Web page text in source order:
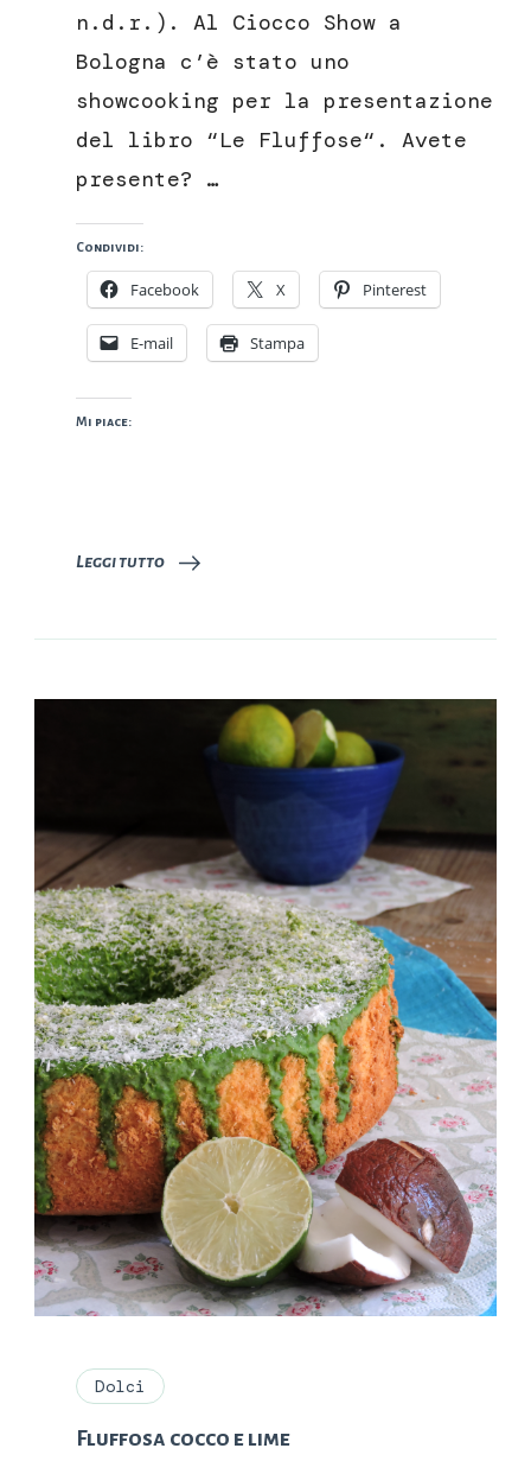
n.d.r.). Al Ciocco Show a
Bologna c’è stato uno
showcooking per la presentazione
del libro “Le Fluffose“. Avete
presente? …
Condividi:
Facebook X Pinterest
E-mail Stampa
Mi piace:
Leggi tutto
Dolci
Fluffosa cocco e lime